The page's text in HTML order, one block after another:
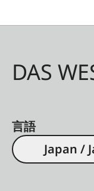
DAS
言語
Japan /